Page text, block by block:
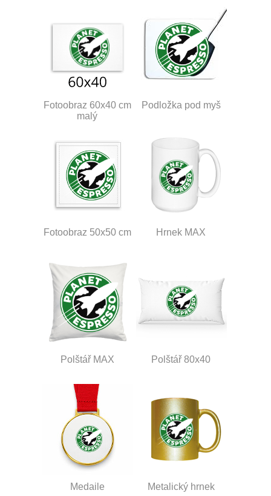
Fotoobraz 60x40 cm
malý
Podložka pod myš
Fotoobraz 50x50 cm Hrnek MAX
Polštář MAX Polštář 80x40
Medaile Metalický hrnek